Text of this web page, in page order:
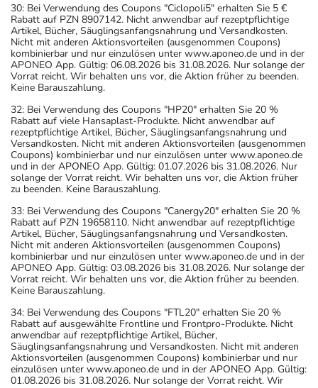
30: Bei Verwendung des Coupons "Ciclopoli5" erhalten Sie 5 €
Rabatt auf PZN 8907142. Nicht anwendbar auf rezeptpflichtige
Artikel, Bücher, Säuglingsanfangsnahrung und Versandkosten.
Nicht mit anderen Aktionsvorteilen (ausgenommen Coupons)
kombinierbar und nur einzulösen unter www.aponeo.de und in der
APONEO App. Gültig: 06.08.2026 bis 31.08.2026. Nur solange der
Vorrat reicht. Wir behalten uns vor, die Aktion früher zu beenden.
Keine Barauszahlung.
32: Bei Verwendung des Coupons "HP20" erhalten Sie 20 %
Rabatt auf viele Hansaplast-Produkte. Nicht anwendbar auf
rezeptpflichtige Artikel, Bücher, Säuglingsanfangsnahrung und
Versandkosten. Nicht mit anderen Aktionsvorteilen (ausgenommen
Coupons) kombinierbar und nur einzulösen unter www.aponeo.de
und in der APONEO App. Gültig: 01.07.2026 bis 31.08.2026. Nur
solange der Vorrat reicht. Wir behalten uns vor, die Aktion früher
zu beenden. Keine Barauszahlung.
33: Bei Verwendung des Coupons "Canergy20" erhalten Sie 20 %
Rabatt auf PZN 19658110. Nicht anwendbar auf rezeptpflichtige
Artikel, Bücher, Säuglingsanfangsnahrung und Versandkosten.
Nicht mit anderen Aktionsvorteilen (ausgenommen Coupons)
kombinierbar und nur einzulösen unter www.aponeo.de und in der
APONEO App. Gültig: 03.08.2026 bis 31.08.2026. Nur solange der
Vorrat reicht. Wir behalten uns vor, die Aktion früher zu beenden.
Keine Barauszahlung.
34: Bei Verwendung des Coupons "FTL20" erhalten Sie 20 %
Rabatt auf ausgewählte Frontline und Frontpro-Produkte. Nicht
anwendbar auf rezeptpflichtige Artikel, Bücher,
Säuglingsanfangsnahrung und Versandkosten. Nicht mit anderen
Aktionsvorteilen (ausgenommen Coupons) kombinierbar und nur
einzulösen unter www.aponeo.de und in der APONEO App. Gültig:
01.08.2026 bis 31.08.2026. Nur solange der Vorrat reicht. Wir